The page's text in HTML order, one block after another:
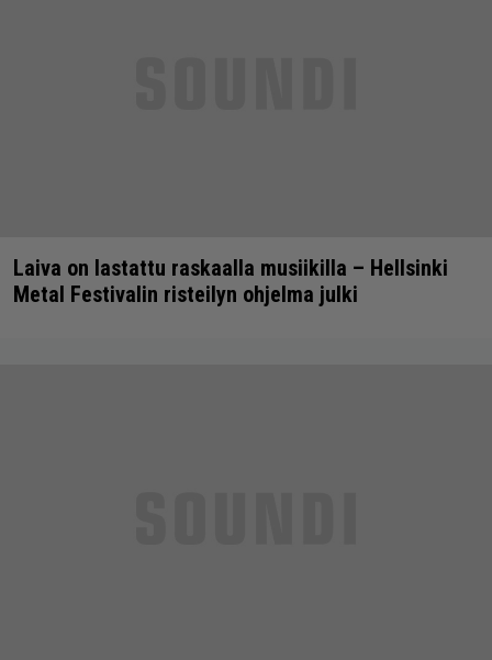
Laiva on lastattu raskaalla musiikilla – Hellsinki
Metal Festivalin risteilyn ohjelma julki